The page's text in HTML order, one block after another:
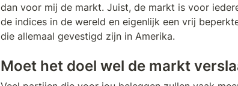
dan voor mij de markt. Juist, de markt is voor
de indices in de wereld en eigenlijk een vrij
die allemaal gevestigd zijn in Amerika.
Moet het doel wel de markt